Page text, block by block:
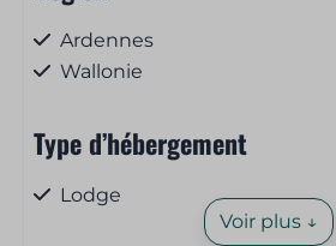
Ardennes
Wallonie
Type d’hébergement
Lodge
Voir plus ↓